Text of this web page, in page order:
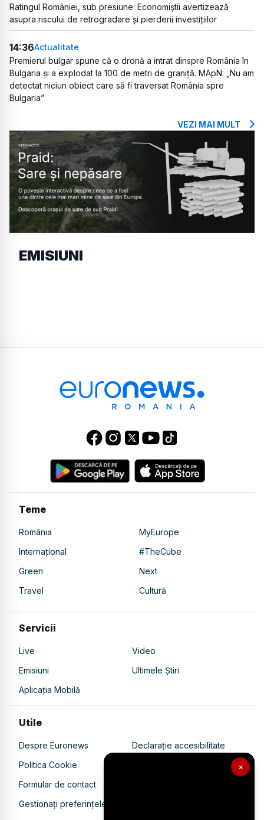
×
Ratingul României, sub presiune. Economiștii avertizează
asupra riscului de retrogradare și pierderii investițiilor
14:36Actualitate
Premierul bulgar spune că o dronă a intrat dinspre România în
Bulgaria și a explodat la 100 de metri de graniță. MApN: „Nu am
detectat niciun obiect care să fi traversat România spre
Bulgaria”
VEZI MAI MULT
EMISIUNI
Teme
România
MyEurope
Internațional
#TheCube
Green
Next
Travel
Cultură
Servicii
Live
Video
Emisiuni
Ultimele Știri
Aplicația Mobilă
Utile
Despre Euronews
Declarație accesibilitate
Politica Cookie
Politica de confidențialitate
Formular de contact
Gestionați preferințele